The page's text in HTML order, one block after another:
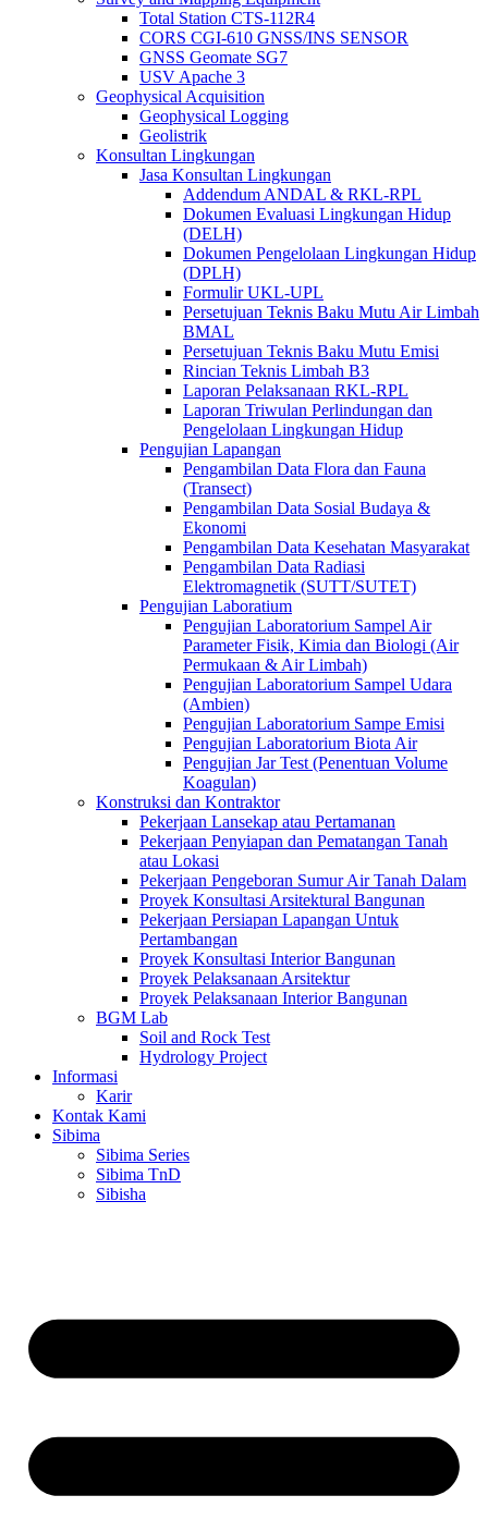
Total Station CTS-112R4
CORS CGI-610 GNSS/INS SENSOR
GNSS Geomate SG7
USV Apache 3
Geophysical Acquisition
Geophysical Logging
Geolistrik
Konsultan Lingkungan
Jasa Konsultan Lingkungan
Addendum ANDAL & RKL-RPL
Dokumen Evaluasi Lingkungan Hidup
(DELH)
Dokumen Pengelolaan Lingkungan Hidup
(DPLH)
Formulir UKL-UPL
Persetujuan Teknis Baku Mutu Air Limbah
BMAL
Persetujuan Teknis Baku Mutu Emisi
Rincian Teknis Limbah B3
Laporan Pelaksanaan RKL-RPL
Laporan Triwulan Perlindungan dan
Pengelolaan Lingkungan Hidup
Pengujian Lapangan
Pengambilan Data Flora dan Fauna
(Transect)
Pengambilan Data Sosial Budaya &
Ekonomi
Pengambilan Data Kesehatan Masyarakat
Pengambilan Data Radiasi
Elektromagnetik (SUTT/SUTET)
Pengujian Laboratium
Pengujian Laboratorium Sampel Air
Parameter Fisik, Kimia dan Biologi (Air
Permukaan & Air Limbah)
Pengujian Laboratorium Sampel Udara
(Ambien)
Pengujian Laboratorium Sampe Emisi
Pengujian Laboratorium Biota Air
Pengujian Jar Test (Penentuan Volume
Koagulan)
Konstruksi dan Kontraktor
Pekerjaan Lansekap atau Pertamanan
Pekerjaan Penyiapan dan Pematangan Tanah
atau Lokasi
Pekerjaan Pengeboran Sumur Air Tanah Dalam
Proyek Konsultasi Arsitektural Bangunan
Pekerjaan Persiapan Lapangan Untuk
Pertambangan
Proyek Konsultasi Interior Bangunan
Proyek Pelaksanaan Arsitektur
Proyek Pelaksanaan Interior Bangunan
BGM Lab
Soil and Rock Test
Hydrology Project
Informasi
Karir
Kontak Kami
Sibima
Sibima Series
Sibima TnD
Sibisha